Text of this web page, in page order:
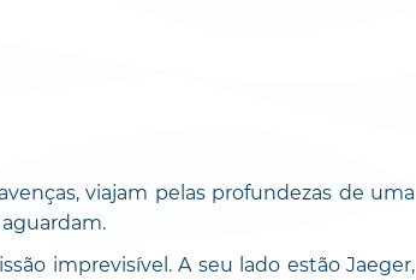
viajam pelas profundezas de uma
imprevisível. A seu lado estão Jaeger,